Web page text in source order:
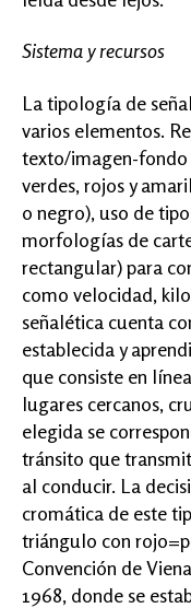
Sistema y recursos
La tipología de
varios elementos.
texto/imagen-fondo
verdes, rojos y
o negro), uso de
morfologías de
rectangular) para
como velocidad,
señalética cuenta
establecida y
que consiste en
lugares cercanos,
elegida se
tránsito que
al conducir. La
cromática de este
triángulo con
Convención de
1968, donde se